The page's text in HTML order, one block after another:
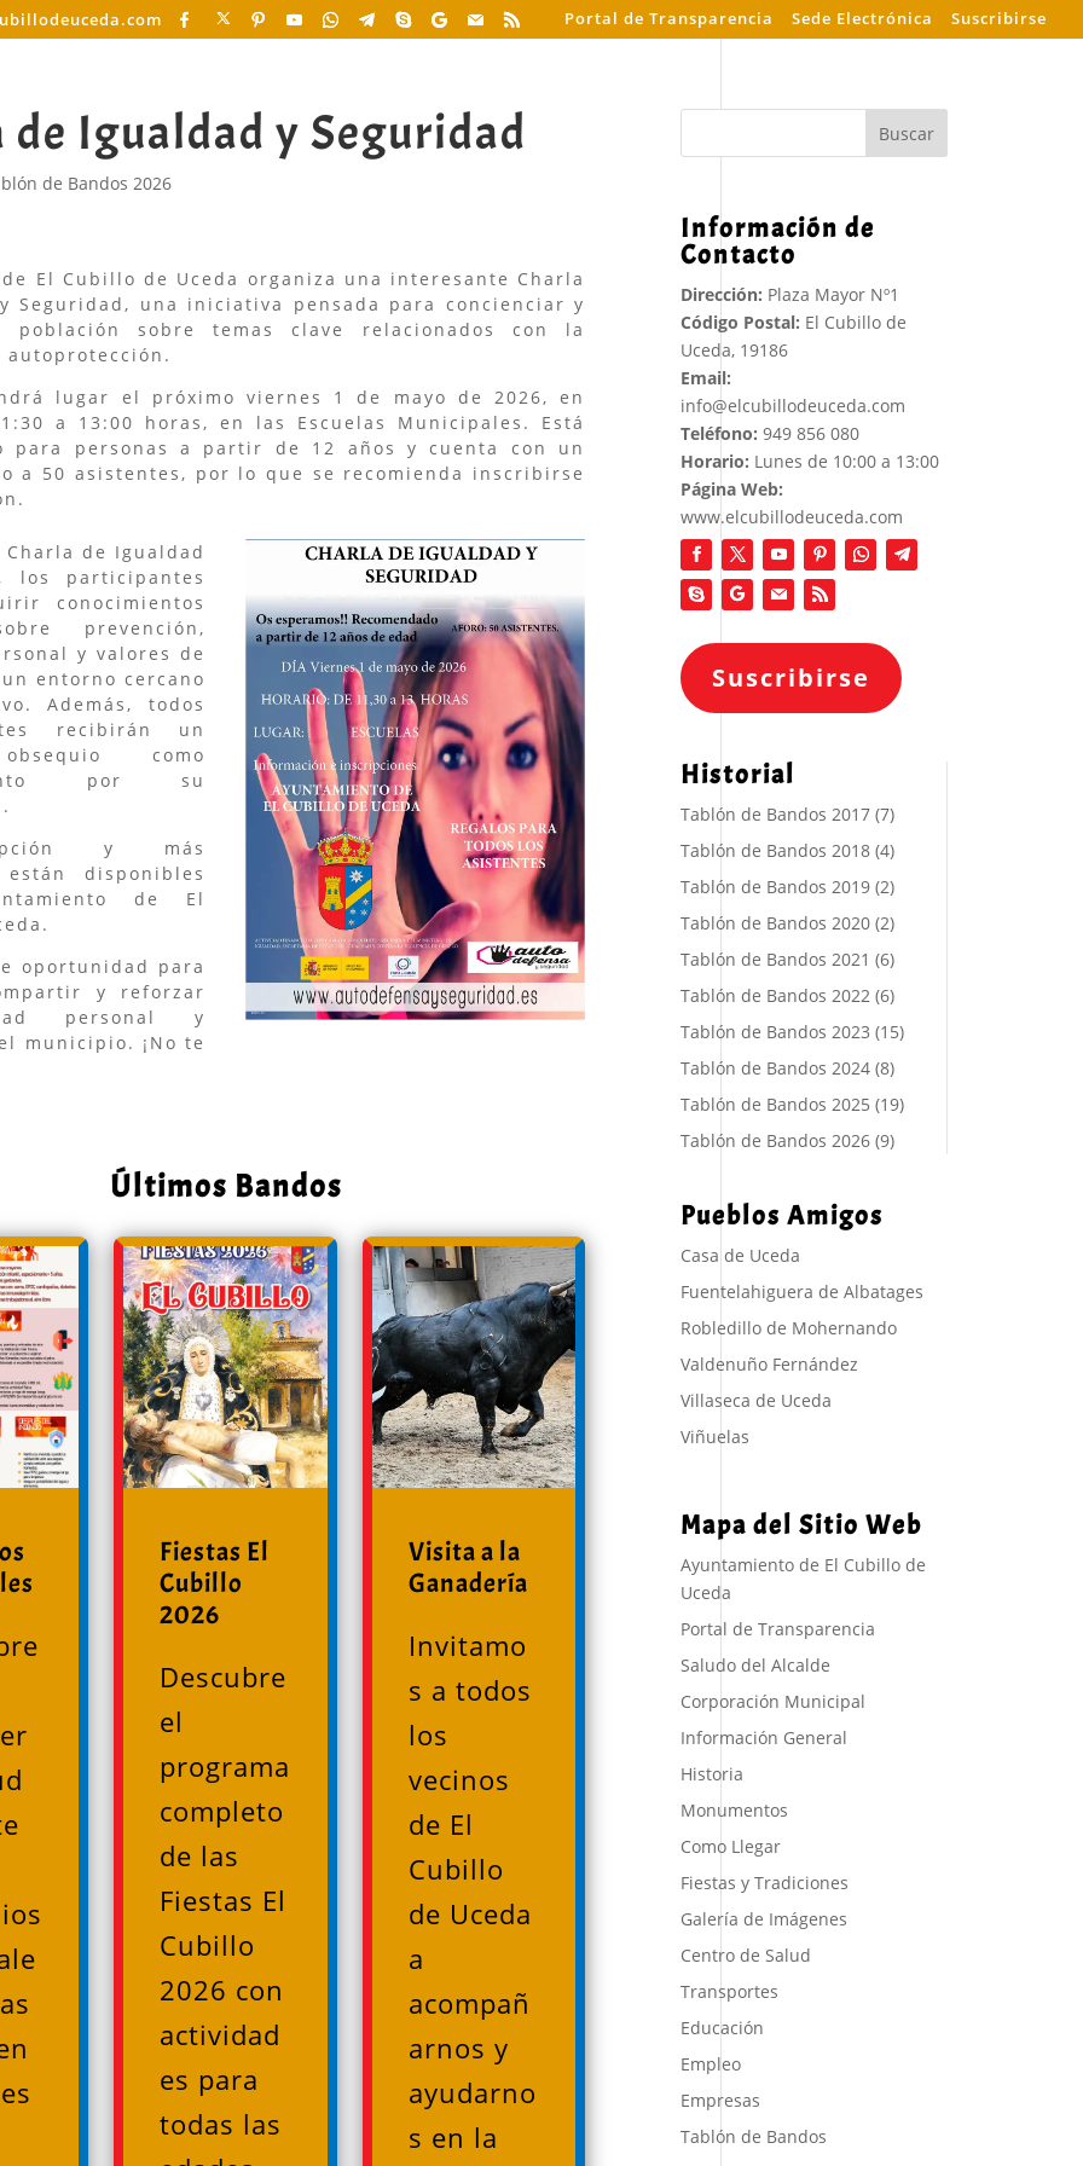
Portal de Transparencia Sede Electrónica Suscribirse
de Igualdad y Seguridad
de Bandos 2026
El Cubillo de Uceda organiza una interesante Charla
Seguridad, una iniciativa pensada para concienciar y
sobre temas clave relacionados con la
lugar el próximo viernes 1 de mayo de 2026, en
a 13:00 horas, en las Escuelas Municipales. Está
para personas a partir de 12 años y cuenta con un
a 50 asistentes, por lo que se recomienda inscribirse
de Igualdad
los participantes
conocimientos
prevención,
y valores de
entorno cercano
Además, todos
recibirán un
como
por su
y más
disponibles
de El
oportunidad para
y reforzar
personal y
municipio. ¡No te
Últimos Bandos
Fiestas El
Cubillo
2026
Descubre
el
programa
completo
de las
Fiestas El
Cubillo
2026 con
actividad
es para
todas las
Visita a la
Ganadería
Invitamo
s a todos
los
vecinos
de El
Cubillo
de Uceda
a
acompañ
arnos y
ayudarno
s en la
Buscar
Información de
Contacto
Dirección: Plaza Mayor Nº1
Código Postal: El Cubillo de
Uceda, 19186
Email:
info@elcubillodeuceda.com
Teléfono: 949 856 080
Horario: Lunes de 10:00 a 13:00
Página Web:
www.elcubillodeuceda.com
Suscribirse
Historial
Tablón de Bandos 2017 (7)
Tablón de Bandos 2018 (4)
Tablón de Bandos 2019 (2)
Tablón de Bandos 2020 (2)
Tablón de Bandos 2021 (6)
Tablón de Bandos 2022 (6)
Tablón de Bandos 2023 (15)
Tablón de Bandos 2024 (8)
Tablón de Bandos 2025 (19)
Tablón de Bandos 2026 (9)
Pueblos Amigos
Casa de Uceda
Fuentelahiguera de Albatages
Robledillo de Mohernando
Valdenuño Fernández
Villaseca de Uceda
Viñuelas
Mapa del Sitio Web
Ayuntamiento de El Cubillo de
Uceda
Portal de Transparencia
Saludo del Alcalde
Corporación Municipal
Información General
Historia
Monumentos
Como Llegar
Fiestas y Tradiciones
Galería de Imágenes
Centro de Salud
Transportes
Educación
Empleo
Empresas
Tablón de Bandos